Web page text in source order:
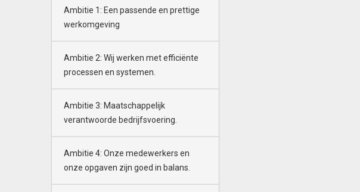
Ambitie 1: Een passende en prettige
werkomgeving
Ambitie 2: Wij werken met efficiënte
processen en systemen.
Ambitie 3: Maatschappelijk
verantwoorde bedrijfsvoering.
Ambitie 4: Onze medewerkers en
onze opgaven zijn goed in balans.